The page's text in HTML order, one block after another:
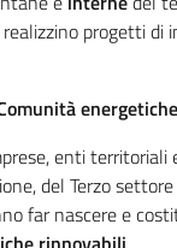
progetti di
enti
del Terzo
far nascere e